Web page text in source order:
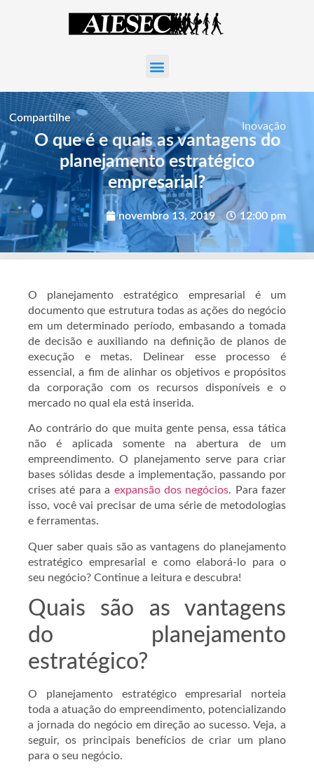
Inovação
O que é e quais as vantagens do
planejamento estratégico
empresarial?
novembro 13, 2019 12:00 pm
O planejamento estratégico empresarial é um
documento que estrutura todas as ações do negócio
em um determinado período, embasando a tomada
de decisão e auxiliando na definição de planos de
execução e metas. Delinear esse processo é
essencial, a fim de alinhar os objetivos e propósitos
da corporação com os recursos disponíveis e o
mercado no qual ela está inserida.
Ao contrário do que muita gente pensa, essa tática
não é aplicada somente na abertura de um
empreendimento. O planejamento serve para criar
bases sólidas desde a implementação, passando por
crises até para a expansão dos negócios. Para fazer
isso, você vai precisar de uma série de metodologias
e ferramentas.
Quer saber quais são as vantagens do planejamento
estratégico empresarial e como elaborá-lo para o
seu negócio? Continue a leitura e descubra!
Quais são as vantagens
do planejamento
estratégico?
O planejamento estratégico empresarial norteia
toda a atuação do empreendimento, potencializando
a jornada do negócio em direção ao sucesso. Veja, a
seguir, os principais benefícios de criar um plano
para o seu negócio.
Compartilhe